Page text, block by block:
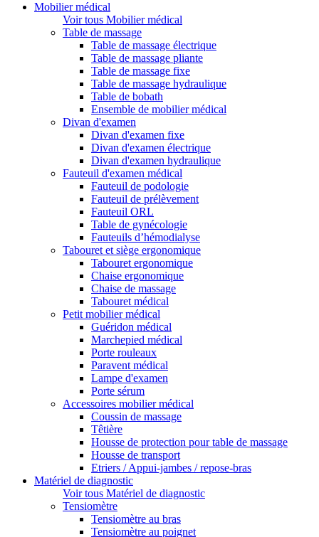
Mobilier médical
Voir tous Mobilier médical
Table de massage
Table de massage électrique
Table de massage pliante
Table de massage fixe
Table de massage hydraulique
Table de bobath
Ensemble de mobilier médical
Divan d'examen
Divan d'examen fixe
Divan d'examen électrique
Divan d'examen hydraulique
Fauteuil d'examen médical
Fauteuil de podologie
Fauteuil de prélèvement
Fauteuil ORL
Table de gynécologie
Fauteuils d’hémodialyse
Tabouret et siège ergonomique
Tabouret ergonomique
Chaise ergonomique
Chaise de massage
Tabouret médical
Petit mobilier médical
Guéridon médical
Marchepied médical
Porte rouleaux
Paravent médical
Lampe d'examen
Porte sérum
Accessoires mobilier médical
Coussin de massage
Têtière
Housse de protection pour table de massage
Housse de transport
Etriers / Appui-jambes / repose-bras
Matériel de diagnostic
Voir tous Matériel de diagnostic
Tensiomètre
Tensiomètre au bras
Tensiomètre au poignet